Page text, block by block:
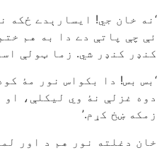
‘نه خان جي! ايسارېدے ځکه
ئې چې پاتې دے دا به هم
کنډر کنډر شي. زما ټولې
‘بس بس! دا بکواس نور مۀ
دوه غزلې نۀ وي ليکلې،
زمکه ښخ کړم.’
خان دغلته نور هم د اور